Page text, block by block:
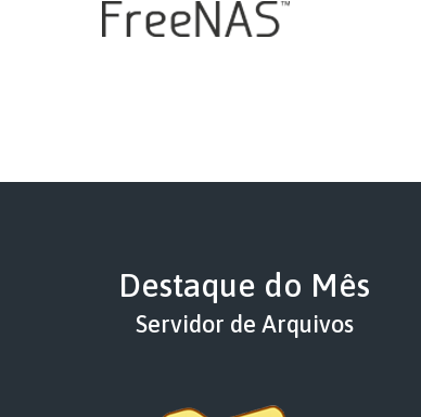
Destaque do Mês
Servidor de Arquivos